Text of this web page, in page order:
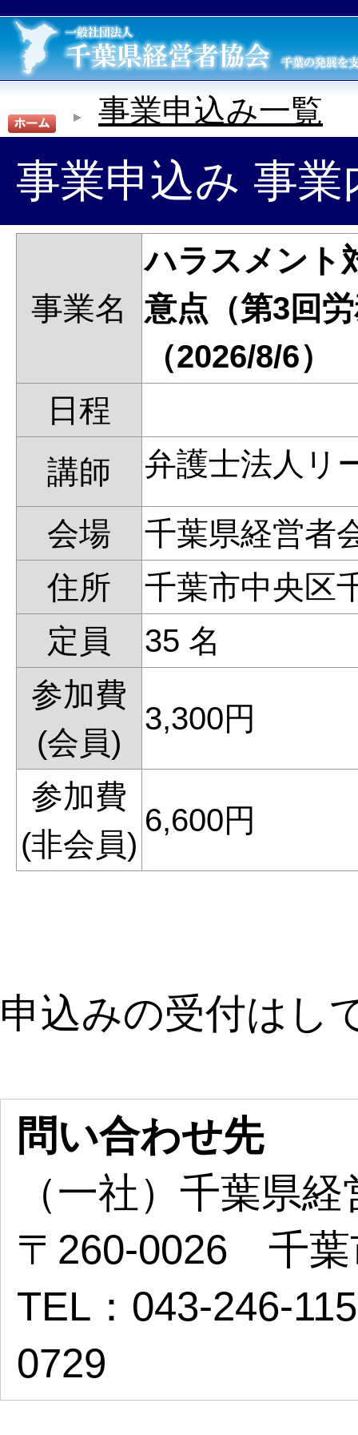
事業申込み一覧
事業申込み 事業
事業名
ハラスメント
意点（第3回
（2026/8/6）
日程
講師
弁護士法人
会場
千葉県経営者
住所
千葉市中央区
定員
35 名
参加費
(会員)
3,300円
参加費
(非会員)
6,600円
申込みの受付はし
問い合わせ先
（一社）千葉県
〒260-0026 千
TEL：043-246-
0729